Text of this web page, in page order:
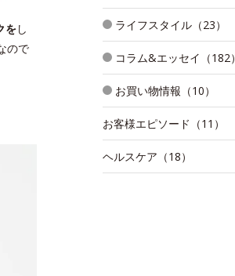
をし
ので
ライフスタイル（23）
コラム&エッセイ（182）
お買い物情報（10）
お客様エピソード（11）
ヘルスケア（18）